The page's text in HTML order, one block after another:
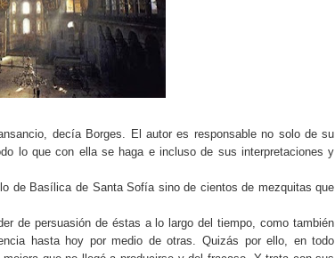
decía Borges. El autor es responsable no solo de su
lo que con ella se haga e incluso de sus interpretaciones y
de Basílica de Santa Sofía sino de cientos de mezquitas que
de persuasión de éstas a lo largo del tiempo, como también
hasta hoy por medio de otras. Quizás por ello, en todo